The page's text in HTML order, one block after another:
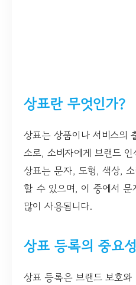
상표란 무엇인가?
상표는 상품이나 서비스의
소로, 소비자에게 브랜드
상표는 문자, 도형, 색상,
할 수 있으며, 이 중에서
많이 사용됩니다.
상표 등록의 중요성
상표 등록은 브랜드 보호